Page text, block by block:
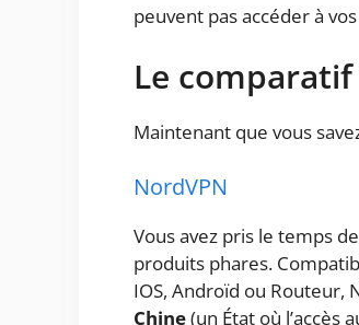
peuvent pas accéder à
Le
Maintenant que vous
NordVPN
Vous avez pris le temps
produits phares.
IOS, Androïd ou Routeur,
Chine(un État où l’accès